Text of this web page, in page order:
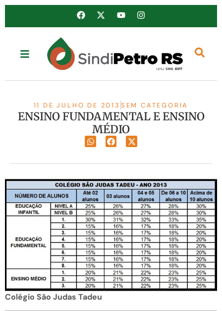
11 DE JULHO DE 2013 SEM CATEGORIA
ENSINO FUNDAMENTAL E ENSINO
MÉDIO
Colégio São Judas Tadeu